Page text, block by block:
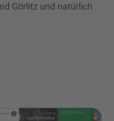
Görlitz und natürlich